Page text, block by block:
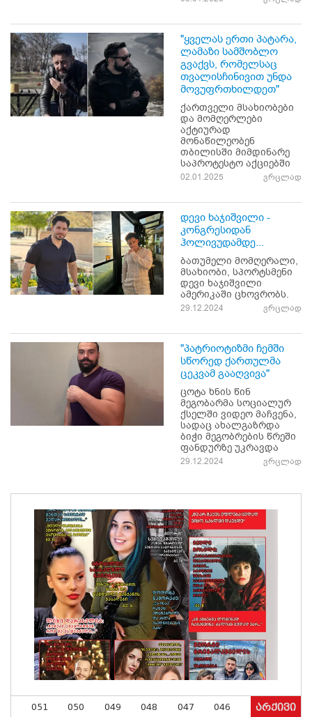
"ყველას ერთი პატარა,
ლამაზი სამშობლო
გვაქვს, რომელსაც
თვალისჩინივით უნდა
მოვუფრთხილდეთ"
ქართველი მსახიობები
და მომღერლები
აქტიურად
მონაწილეობენ
თბილისში მიმდინარე
საპროტესტო აქციებში
02.01.2025 ვრცლად
დევი ხაჯიშვილი -
კონგრესიდან
ჰოლივუდამდე...
ბათუმელი მომღერალი,
მსახიობი, სპორტსმენი
დევი ხაჯიშვილი
ამერიკაში ცხოვრობს.
29.12.2024 ვრცლად
"პატრიოტიზმი ჩემში
სწორედ ქართულმა
ცეკვამ გააღვივა"
ცოტა ხნის წინ
მეგობარმა სოციალურ
ქსელში ვიდეო მაჩვენა,
სადაც ახალგაზრდა
ბიჭი მეგობრების წრეში
ფანდურზე უკრავდა
29.12.2024 ვრცლად
051 050 049 048 047 046 არქივი